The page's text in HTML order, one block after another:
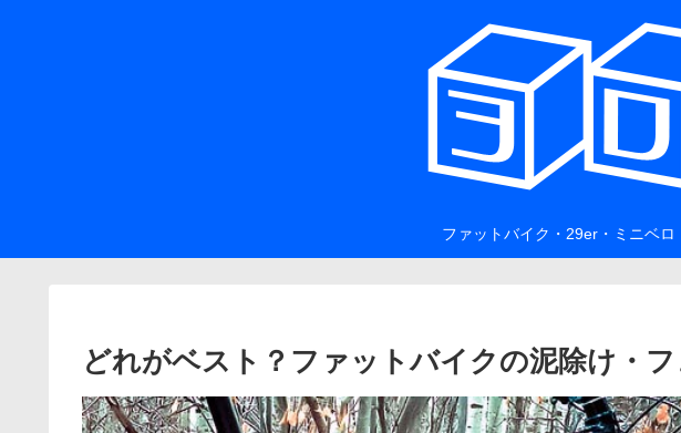
ファットバイク・29er・ミニベ
どれがベスト？ファットバイクの泥除け・